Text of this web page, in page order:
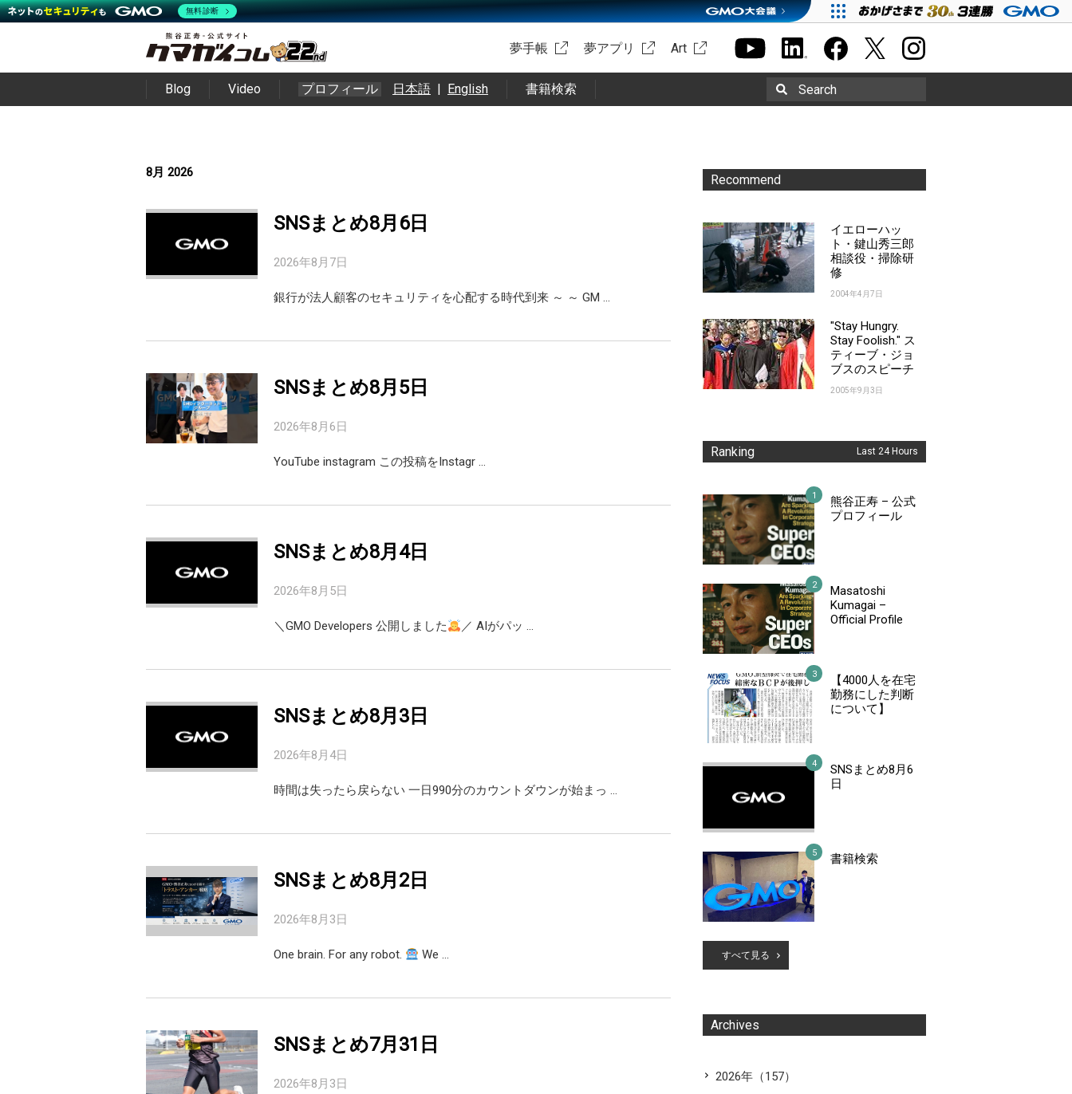
夢手帳 夢アプリ Art
Blog Video プロフィール 日本語 | English 書籍検索 Search
8月 2026
SNSまとめ8月6日
2026年8月7日
銀行が法人顧客のセキュリティを心配する時代到来 ～ ～ GM …
SNSまとめ8月5日
2026年8月6日
YouTube instagram この投稿をInstagr …
SNSまとめ8月4日
2026年8月5日
＼GMO Developers 公開しました ／ AIがパッ …
SNSまとめ8月3日
2026年8月4日
時間は失ったら戻らない 一日990分のカウントダウンが始まっ …
SNSまとめ8月2日
2026年8月3日
One brain. For any robot. We …
SNSまとめ7月31日
2026年8月3日
Recommend
イエローハッ
ト・鍵山秀三郎
相談役・掃除研
修
2004年4月7日
"Stay Hungry.
Stay Foolish." ス
ティーブ・ジョ
ブスのスピーチ
2005年9月3日
Ranking Last 24 Hours
熊谷正寿 – 公式
プロフィール
Masatoshi
Kumagai –
Official Profile
【4000人を在宅
勤務にした判断
について】
SNSまとめ8月6
日
書籍検索
すべて見る
Archives
2026年（157）
無料診断